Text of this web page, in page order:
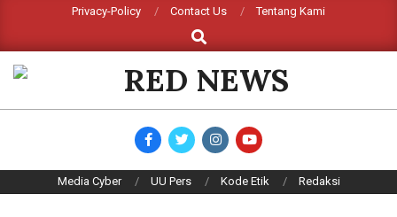
content
Privacy-Policy Contact Us
Tentang Kami
Search
RED
Media Cyber UU Pers Kode Etik Redaksi